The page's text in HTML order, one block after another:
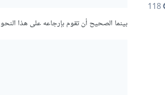
118
بينما الصحيح أن تقوم بإرجاعه على هذا النحو